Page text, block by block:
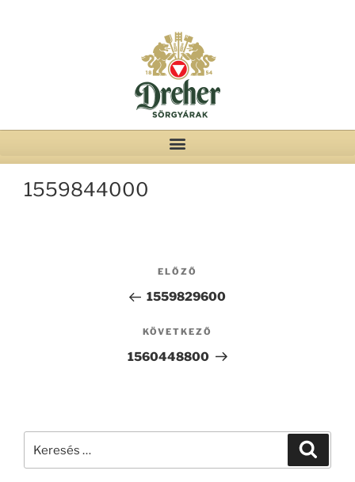
1559844000
ELŐZŐ
1559829600
KÖVETKEZŐ
1560448800